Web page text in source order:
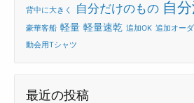
背中に大きく 自分だけのもの 自
豪華客船 軽量 軽量速乾 追加OK 追加オー
動会用Tシャツ
最近の投稿